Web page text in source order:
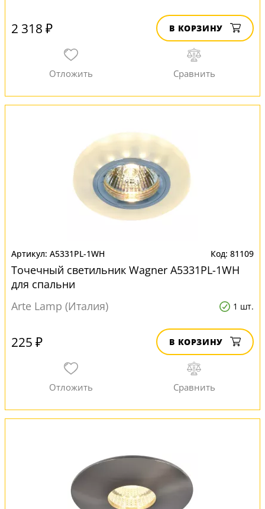
2 318 ₽ В КОРЗИНУ
A5331PL-1WH 81109
Точечный светильник Wagner A5331PL-1WH
для спальни
Arte Lamp (Италия)
1 шт.
225 ₽ В КОРЗИНУ